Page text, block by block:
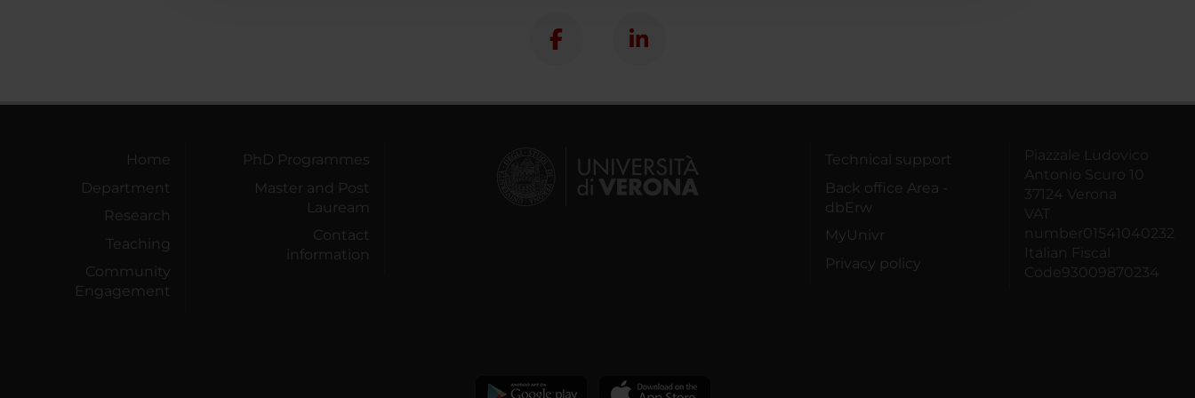
Home
Department
Research
Teaching
Community
Engagement
PhD Programmes
Master and Post
Lauream
Contact
information
Technical support
Back office Area -
dbErw
MyUnivr
Privacy policy
Piazzale Ludovico
Antonio Scuro 10
37124 Verona
VAT
number01541040232
Italian Fiscal
Code93009870234